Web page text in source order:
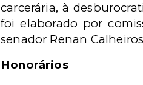
carcerária, à
foi elaborado por
senador Renan
Honorários